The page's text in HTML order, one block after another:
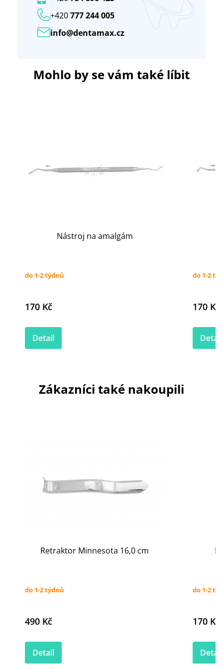
info@dentamax.cz
+420777 244 005
Mohlo by se vám také líbit
Nástroj na amalgám
do 1-2 týdnů
170 Kč
Detail
do 1-2
170 Kč
Detail
Zákazníci také nakoupili
Retraktor Minnesota 16,0 cm
do 1-2 týdnů
490 Kč
Detail
do 1-2
170 Kč
Detail